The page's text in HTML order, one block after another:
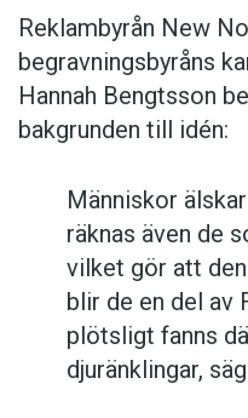
Reklambyrån New
begravningsbyråns
Hannah Bengtsson
bakgrunden till idén:
Människor
räknas även de
vilket gör att
blir de en del av
plötsligt fanns
djuränklingar,